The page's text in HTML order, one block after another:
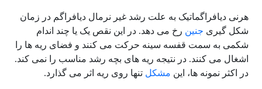
هرنی دیافراگماتیک به علت رشد غیر نرمال دیافراگم در زمان
شکل گیری جنین رخ می دهد. در این نقص یک یا چند اندام
شکمی به سمت قفسه سینه حرکت می کنند و فضای ریه ها را
اشغال می کنند. در نتیجه ریه های بچه رشد مناسب را نمی کند.
در اکثر نمونه ها، این مشکل تنها روی ریه اثر می گذارد.